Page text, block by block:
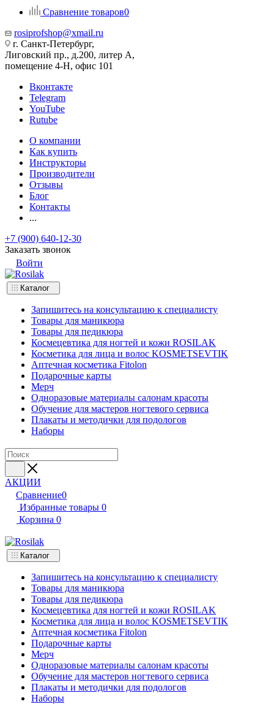
Сравнение товаров0
rosiprofshop@xmail.ru
г. Санкт-Петербург,
Лиговский пр., д.200, литер А,
помещение 4-Н, офис 101
Вконтакте
Telegram
YouTube
Rutube
О компании
Как купить
Инструкторы
Производители
Отзывы
Блог
Контакты
...
+7 (900) 640-12-30
Заказать звонок
Войти
Каталог
Запишитесь на консультацию к специалисту
Товары для маникюра
Товары для педикюра
Космецевтика для ногтей и кожи ROSILAK
Косметика для лица и волос KOSMETSEVTIK
Аптечная косметика Fitolon
Подарочные карты
Мерч
Одноразовые материалы салонам красоты
Обучение для мастеров ногтевого сервиса
Плакаты и методички для подологов
Наборы
АКЦИИ
Сравнение0
Избранные товары 0
Корзина 0
Каталог
Запишитесь на консультацию к специалисту
Товары для маникюра
Товары для педикюра
Космецевтика для ногтей и кожи ROSILAK
Косметика для лица и волос KOSMETSEVTIK
Аптечная косметика Fitolon
Подарочные карты
Мерч
Одноразовые материалы салонам красоты
Обучение для мастеров ногтевого сервиса
Плакаты и методички для подологов
Наборы